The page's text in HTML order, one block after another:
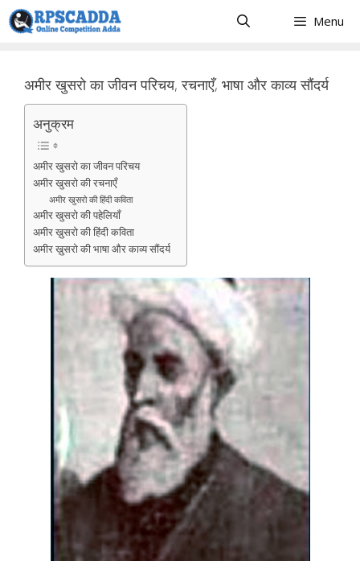
Skip
to
Menu
अमीर खुसरो का जीवन परिचय, रचनाएँ, भाषा और काव्य सौंदर्य
अनुक्रम
अमीर खुसरो का जीवन परिचय
अमीर खुसरो की रचनाएँ
अमीर खुसरो की हिंदी कविता
अमीर खुसरो की पहेलियाँ
अमीर ख़ुसरो की हिंदी कविता
अमीर ख़ुसरो की भाषा और काव्य सौंदर्य